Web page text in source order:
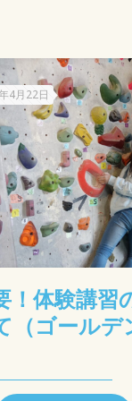
4月22日
！体験講習
（ゴールデ